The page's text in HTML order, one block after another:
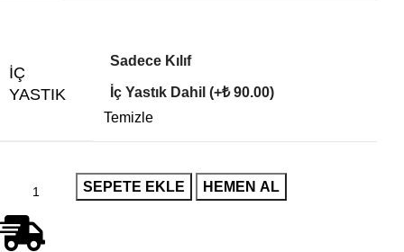
İÇ
YASTIK
Sadece Kılıf
İç Yastık Dahil (+₺ 90.00)
Temizle
SEPETE EKLE HEMEN AL